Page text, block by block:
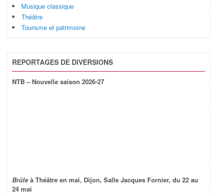
Musique classique
Théâtre
Tourisme et patrimoine
REPORTAGES DE DIVERSIONS
NTB – Nouvelle saison 2026-27
Brûle à Théâtre en mai, Dijon, Salle Jacques Fornier, du 22 au
24 mai